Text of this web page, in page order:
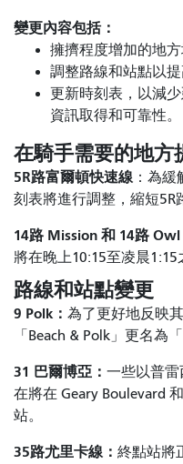
變更內容包括：
擁擠程度增加的地
調整路線和站點以
更新時刻表，以減
資訊取得和可靠性。
在騎手需要的地方
5R路富爾頓快速線 ：為
刻表將進行調整，縮短5R
14路 Mission 和 14路 Owl
將在晚上10:15至凌晨
路線和站點變更
9 Polk： 為了更好地反映
「Beach & Polk」更名為
31 巴爾博亞： 一些以普
在將在 Geary Boulevard
站。
35路尤里卡線： 終點站將